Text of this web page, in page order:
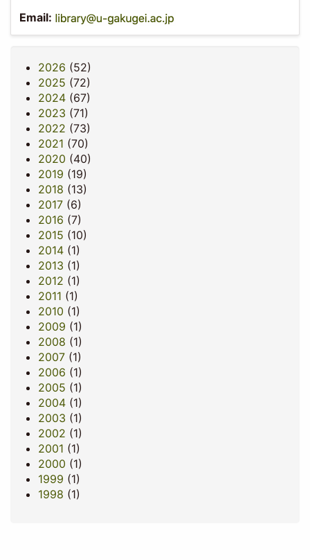
Email:
2026 (52)
2025 (72)
2024(67)
2023 (71)
2022 (73)
2021 (70)
2020 (40)
2019 (19)
2018 (13)
2017(6)
2016 (7)
2015 (10)
2014(1)
2013 (1)
2012 (1)
2011 (1)
2010 (1)
2009 (1)
2008 (1)
2007(1)
2006 (1)
2005 (1)
2004(1)
2003 (1)
2002 (1)
2001 (1)
2000 (1)
1999 (1)
1998 (1)